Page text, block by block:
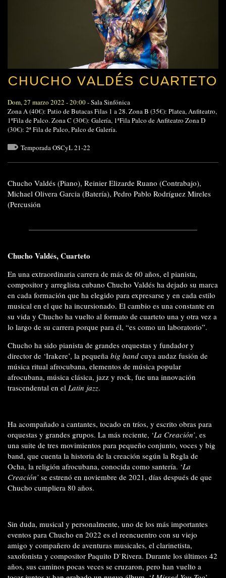
CHUCHO VALDÉS CUARTETO
Dom, 27 marzo 2022 - 20:00-Sala Sinfónica
Zona A (40€): Patio de Butacas Filas 1 a 28. Zona B (35€): Platea, Anfiteatro,
1ªFila de Palco. Zona C (30€): Galería, 1ªFila Palco de Anfiteatro Zona D
(30€): 2ª Fila de Palco, Palco de Galería.
Temporada OSCyL 21-22
Chucho Valdés (Piano), Reinier Elizarde Ruano (Contrabajo),
Michael Olivera Garcia (Batería), Pedro Pablo Rodríguez Mireles
(Percusión
Chucho Valdés, Cuarteto
En una extraordinaria carrera de más de 60 años, el pianista,
compositor y arreglista cubano Chucho Valdés ha dejado su marca
en cada formación que ha elegido para expresarse y en cada estilo
musical en el que ha incursionado. El cambio es una constante en
su vida y Chucho ha vuelto al formato de cuarteto una y otra vez a
lo largo de su carrera porque para él, “es como un laboratorio”.
Chucho ha sido pianista de grandes orquestas y fundador y
director de ‘Irakere’, la pequeña big band cuya audaz fusión de
música ritual afrocubana, elementos de música popular
afrocubana, música clásica, jazz y rock, fue una innovación
trascendental en el Latin jazz.
Ha acompañado a cantantes, tocado en tríos, y escrito obras para
orquestas y grandes grupos. La más reciente, ‘La Creación’, es
una suite de tres movimientos para pequeño conjunto, voces y big
band, que cuenta la historia de la creación según la Regla de
Ocha, la religión afrocubana, conocida como santería. ‘La
Creación’ se estrenó en noviembre de 2021, días después de que
Chucho cumpliera 80 años.
Sin duda, musical y personalmente, uno de los más importantes
eventos para Chucho en 2022 es el reencuentro con su viejo
amigo y compañero de aventuras musicales, el clarinetista,
saxofonista y compositor Paquito D`Rivera. Durante los últimos 42
años, sus caminos pocas veces se cruzaron, pero han vuelto a